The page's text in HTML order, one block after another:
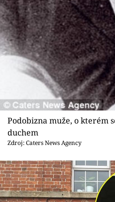
Podobizna muže, o kterém
duchem
Zdroj: Caters News Agency